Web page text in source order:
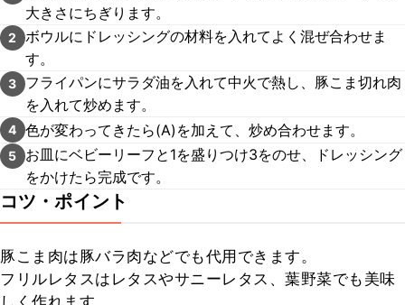
大きさにちぎります。
2
ボウルにドレッシングの材料を入れてよく混ぜ合わせま
す。
3
フライパンにサラダ油を入れて中火で熱し、豚こま切れ肉
を入れて炒めます。
4 色が変わってきたら(A)を加えて、炒め合わせます。
5
お皿にベビーリーフと1を盛りつけ3をのせ、ドレッシング
をかけたら完成です。
コツ・ポイント
豚こま肉は豚バラ肉などでも代用できます。
フリルレタスはレタスやサニーレタス、葉野菜でも美味
しく作れます。